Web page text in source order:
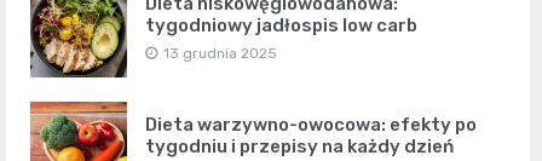
tygodniowy jadłospis low carb
13 grudnia 2025
Dieta warzywno-owocowa: efekty po
tygodniu i przepisy na każdy dzień